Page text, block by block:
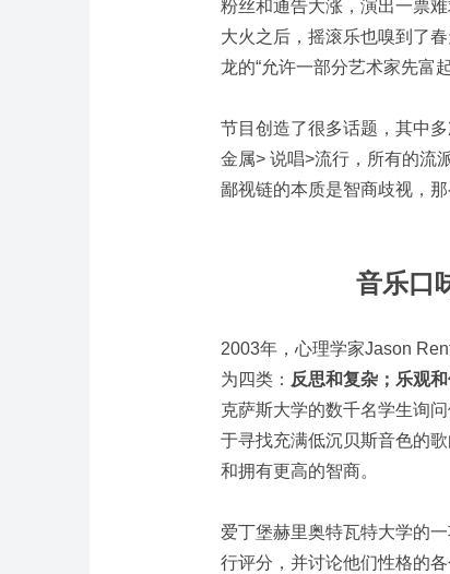
粉丝和通告大涨，演出一票
大火之后，摇滚乐也嗅到了
龙的“允许一部分艺术家先富
节目创造了很多话题，其中
金属> 说唱>流行，所有的流
鄙视链的本质是智商歧视，
音乐口
2003年，心理学家Jason
为四类： 反思和复杂；乐观
克萨斯大学的数千名学生询
于寻找充满低沉贝斯音色的
和拥有更高的智商。
爱丁堡赫里奥特瓦特大学的
行评分，并讨论他们性格的